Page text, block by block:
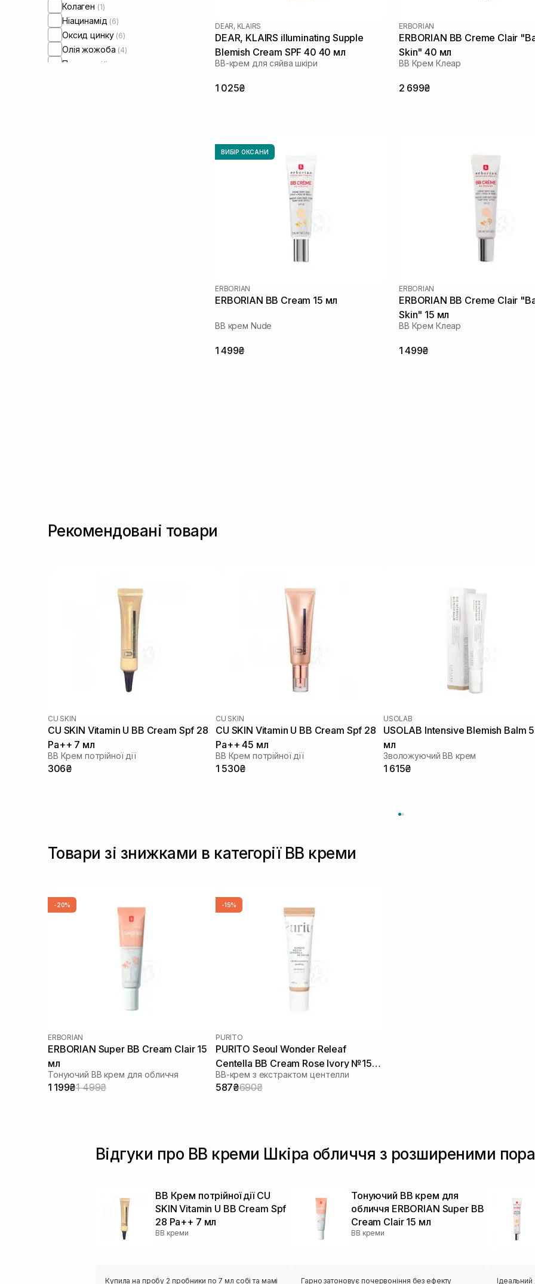
Колаген (1)
Ніацинамід (6)
Оксид цинку (6)
Олія жожоба (4)
Пептиди (1)
DEAR, KLAIRS
DEAR, KLAIRS illuminating Supple
Blemish Cream SPF 40 40 мл
ВВ-крем для сяйва шкіри
1 025₴
ERBORIAN
ERBORIAN BB Creme Clair
Skin" 40 мл
ВВ Крем Клеар
2 699₴
ВИБІР ОКСАНИ
ERBORIAN
ERBORIAN BB Cream 15 мл
ВВ крем Nude
1 499₴
ERBORIAN
ERBORIAN BB Creme Clair
Skin" 15 мл
ВВ Крем Клеар
1 499₴
Рекомендовані товари
CU SKIN
CU SKIN Vitamin U BB Cream Spf 28
Pa++ 7 мл
BB Крем потрійної дії
306₴
CU SKIN
CU SKIN Vitamin U BB Cream Spf 28
Pa++ 45 мл
BB Крем потрійної дії
1 530₴
USOLAB
USOLAB Intensive Blemish Balm
мл
Зволожуючий ВВ крем
1 615₴
Товари зі знижками в категорії BB креми
-20%
ERBORIAN
ERBORIAN Super ВВ Cream Clair 15
мл
Тонуючий BB крем для обличчя
1 199₴1 499₴
-15%
PURITO
PURITO Seoul Wonder Releaf
Centella BB Cream Rose Ivory №15
30 мл
ВВ-крем з екстрактом центелли
587₴690₴
Відгуки про BB креми Шкіра обличчя з розширеними
BB Крем потрійної дії CU
SKIN Vitamin U BB Cream Spf
28 Pa++ 7 мл
BB креми
Купила на пробу 2 пробники по 7 мл собі та мамі
Тонуючий BB крем для
обличчя ERBORIAN Super ВВ
Cream Clair 15 мл
BB креми
Гарно затоновує почервоніння без ефекту